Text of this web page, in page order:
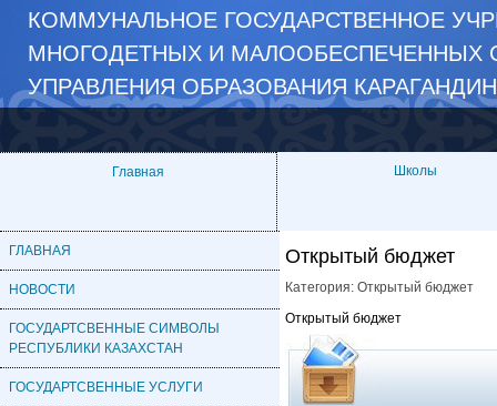
​КОММУНАЛЬНОЕ ГОСУДАРСТВЕННОЕ
МНОГОДЕТНЫХ И МАЛООБЕСПЕЧЕННЫХ
УПРАВЛЕНИЯ ОБРАЗОВАНИЯ
Главная Школы
ГЛАВНАЯ
НОВОСТИ
ГОСУДАРТСВЕННЫЕ СИМВОЛЫ
РЕСПУБЛИКИ КАЗАХСТАН
ГОСУДАРТСВЕННЫЕ УСЛУГИ
Открытый бюджет
Категория: Открытый бюджет
Открытый бюджет